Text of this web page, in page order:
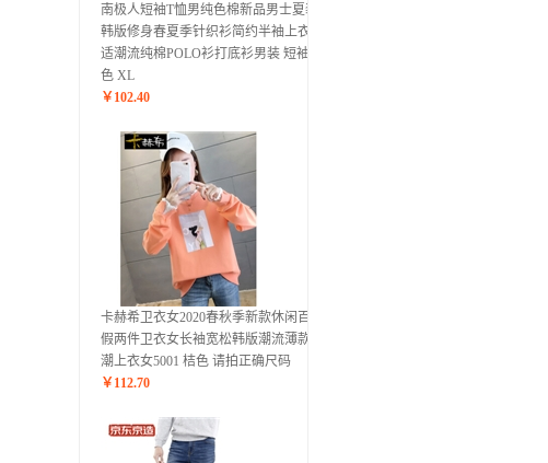
南极人短袖T恤男纯色棉新品男士夏装
韩版修身春夏季针织衫简约半袖上衣舒
适潮流纯棉POLO衫打底衫男装 短袖灰
色 XL
￥ 102.40
卡赫希卫衣女2020春秋季新款休闲百搭
假两件卫衣女长袖宽松韩版潮流薄款ins
潮上衣女5001 桔色 请拍正确尺码
￥ 112.70